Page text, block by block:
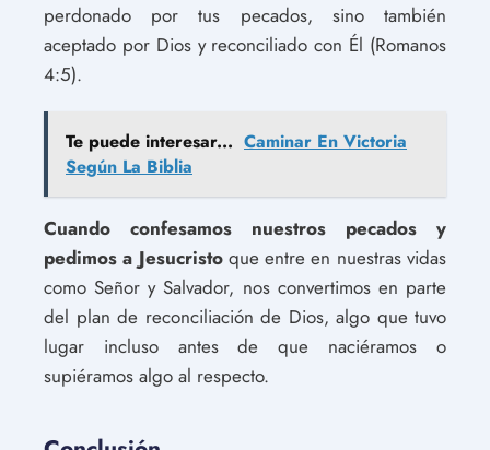
perdonado por tus pecados, sino también
aceptado por Dios y reconciliado con Él (Romanos
4:5).
Te puede interesar... Caminar En Victoria
Según La Biblia
Cuando confesamos nuestros pecados y
pedimos a Jesucristoque entre en nuestras vidas
como Señor y Salvador, nos convertimos en parte
del plan de reconciliación de Dios, algo que tuvo
lugar incluso antes de que naciéramos o
supiéramos algo al respecto.